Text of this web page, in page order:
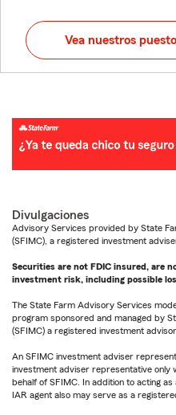
Vea nuestros
Divulgaciones
Advisory Services provided by State
(SFIMC), a registered investment
Securities are not FDIC insured, are
investment risk, including possible
The State Farm Advisory Services
program sponsored and managed by
(SFIMC) a registered investment advisor.
An SFIMC investment adviser
investment adviser representative only
behalf of SFIMC. In addition to acting
IAR agent also may serve as a